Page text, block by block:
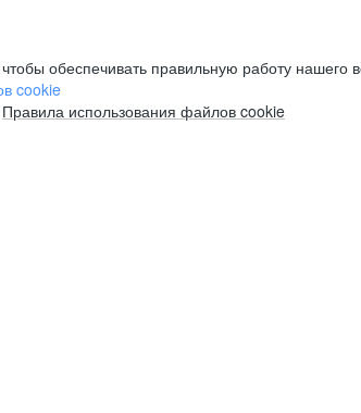
обеспечивать правильную работу нашего
cookie
Правила использования файлов cookie